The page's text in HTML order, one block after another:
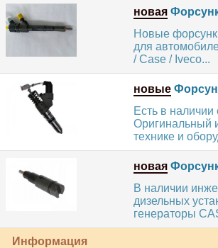
новая
Новые
для
/ Case / Iveco...
новые
Есть в
Оригинальный
технике и
новая
В наличии
дизельных
генераторы
Информация